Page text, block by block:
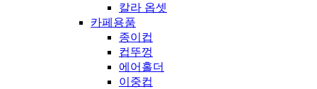
칼라 옵셋
카페용품
종이컵
컵뚜껑
에어홀더
이중컵